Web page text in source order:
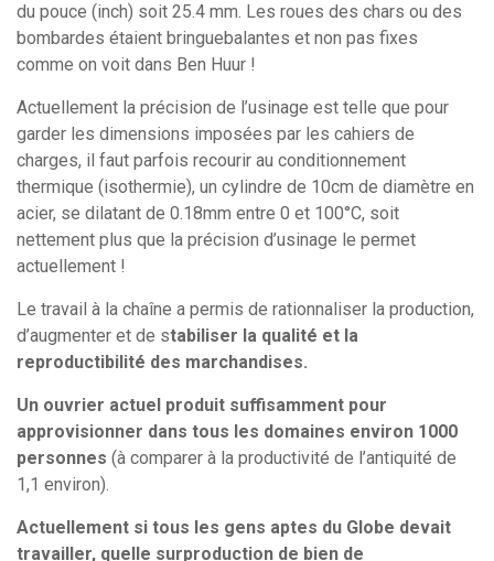
du pouce (inch) soit 25.4 mm. Les roues des chars ou des
bombardes étaient bringuebalantes et non pas fixes
comme on voit dans Ben Huur !
Actuellement la précision de l’usinage est telle que pour
garder les dimensions imposées par les cahiers de
charges, il faut parfois recourir au conditionnement
thermique (isothermie), un cylindre de 10cm de diamètre en
acier, se dilatant de 0.18mm entre 0 et 100°C, soit
nettement plus que la précision d’usinage le permet
actuellement !
Le travail à la chaîne a permis de rationnaliser la production,
d’augmenter et de stabiliser la qualité et la
reproductibilité des marchandises.
Un ouvrier actuel produit suffisamment pour
approvisionner dans tous les domaines environ 1000
personnes (à comparer à la productivité de l’antiquité de
1,1 environ).
Actuellement si tous les gens aptes du Globe devait
travailler, quelle surproduction de bien de